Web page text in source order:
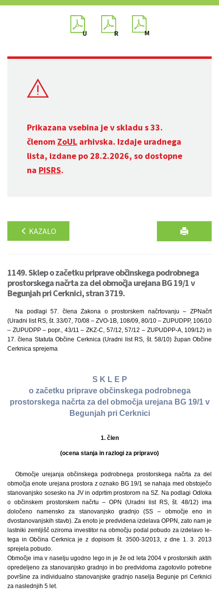
Prikazana vsebina je v skladu s 33.
členom ZoUL arhivska. Izdaje uradnega
lista, izdane po 28.2.2026, so dostopne
na PISRS.
KAZALO
1149. Sklep o začetku priprave občinskega podrobnega
prostorskega načrta za del območja urejana BG 19/1 v
Begunjah pri Cerknici, stran 3719.
Na podlagi 57. člena Zakona o prostorskem načrtovanju – ZPNačrt
(Uradni list RS, št. 33/07, 70/08 – ZVO-1B, 108/09, 80/10 – ZUPUDPP, 106/10
– ZUPUDPP – popr., 43/11 – ZKZ-C, 57/12, 57/12 – ZUPUDPP-A, 109/12) in
17. člena Statuta Občine Cerknica (Uradni list RS, št. 58/10) župan Občine
Cerknica sprejema
S K L E P
o začetku priprave občinskega podrobnega
prostorskega načrta za del območja urejana BG 19/1 v
Begunjah pri Cerknici
1. člen
(ocena stanja in razlogi za pripravo)
Območje urejanja občinskega podrobnega prostorskega načrta za del
območja enote urejana prostora z oznako BG 19/1 se nahaja med obstoječo
stanovanjsko sosesko na JV in odprtim prostorom na SZ. Na podlagi Odloka
o občinskem prostorskem načrtu – OPN (Uradni list RS, št. 48/12) ima
določeno namensko za stanovanjsko gradnjo (SS – območje eno in
dvostanovanjskih stavb). Za enoto je predvidena izdelava OPPN, zato nam je
lastniki zemljišč oziroma investitor na območju podal pobudo za izdelavo le-
tega in Občina Cerknica je z dopisom št. 3500-3/2013, z dne 1. 3. 2013
sprejela pobudo.
Območje ima v naselju ugodno lego in je že od leta 2004 v prostorskih aktih
opredeljeno za stanovanjsko gradnjo in bo predvidoma zagotovilo potrebne
površine za individualno stanovanjske gradnjo naselja Begunje pri Cerknici
za naslednjih 5 let.